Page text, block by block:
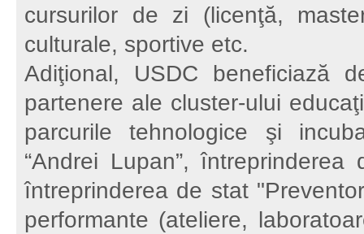
cursurilor de zi (licenţă,
culturale, sportive etc.
Adiţional, USDC beneficiază
partenere ale cluster-ului
parcurile tehnologice şi
“Andrei Lupan”,
întreprinderea de stat
performante (ateliere,